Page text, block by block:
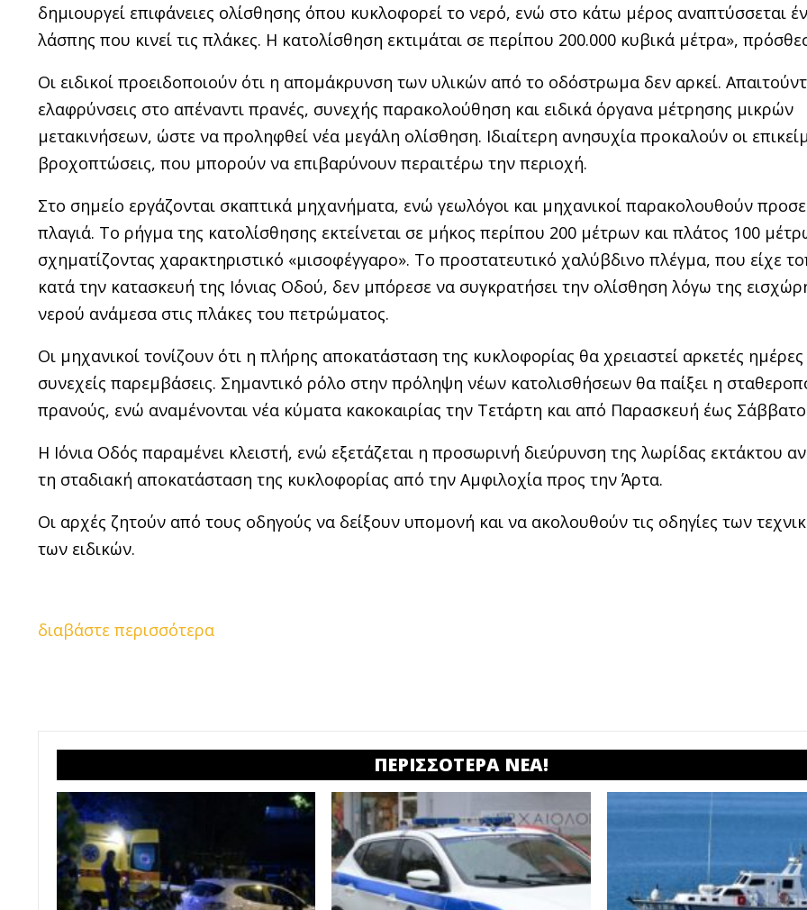
δημιουργεί επιφάνειες ολίσθησης όπου κυκλοφορεί το νερό, ενώ στο κάτω μέρος αναπτύσσεται
λάσπης που κινεί τις πλάκες. Η κατολίσθηση εκτιμάται σε περίπου 200.000 κυβικά μέτρα»,
Οι ειδικοί προειδοποιούν ότι η απομάκρυνση των υλικών από το οδόστρωμα δεν αρκεί.
ελαφρύνσεις στο απέναντι πρανές, συνεχής παρακολούθηση και ειδικά όργανα μέτρησης μικρών
μετακινήσεων, ώστε να προληφθεί νέα μεγάλη ολίσθηση. Ιδιαίτερη ανησυχία προκαλούν οι
βροχοπτώσεις, που μπορούν να επιβαρύνουν περαιτέρω την περιοχή.
Στο σημείο εργάζονται σκαπτικά μηχανήματα, ενώ γεωλόγοι και μηχανικοί παρακολουθούν
πλαγιά. Το ρήγμα της κατολίσθησης εκτείνεται σε μήκος περίπου 200 μέτρων και πλάτος 100
σχηματίζοντας χαρακτηριστικό «μισοφέγγαρο». Το προστατευτικό χαλύβδινο πλέγμα, που είχε
κατά την κατασκευή της Ιόνιας Οδού, δεν μπόρεσε να συγκρατήσει την ολίσθηση λόγω της
νερού ανάμεσα στις πλάκες του πετρώματος.
Οι μηχανικοί τονίζουν ότι η πλήρης αποκατάσταση της κυκλοφορίας θα χρειαστεί αρκετές ημέρες
συνεχείς παρεμβάσεις. Σημαντικό ρόλο στην πρόληψη νέων κατολισθήσεων θα παίξει η
πρανούς, ενώ αναμένονται νέα κύματα κακοκαιρίας την Τετάρτη και από Παρασκευή έως
Η Ιόνια Οδός παραμένει κλειστή, ενώ εξετάζεται η προσωρινή διεύρυνση της λωρίδας εκτάκτου
τη σταδιακή αποκατάσταση της κυκλοφορίας από την Αμφιλοχία προς την Άρτα.
Οι αρχές ζητούν από τους οδηγούς να δείξουν υπομονή και να ακολουθούν τις οδηγίες των
των ειδικών.
διαβάστε περισσότερα
ΠΕΡΙΣΣΟΤΕΡΑ ΝΕΑ!